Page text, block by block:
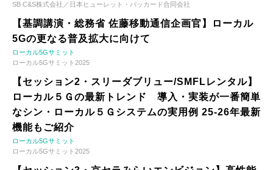
SB C&S株式会社／日本ヒューレット・パッカード合同会社
【基調講演・総務省 佐藤移動通信企画官】ローカル
5Gの更なる普及拡大に向けて
ローカル5Gサミット
ローカル5Gサミット2025
【セッション2・スリーダブリュー/SMFLレンタル】
ローカル５Ｇの最新トレンド 導入・実装が一番簡単
なシン・ローカル５Ｇシステムの実用例 25-26年最新
機能もご紹介
ローカル5Gサミット
ローカル5Gサミット2025